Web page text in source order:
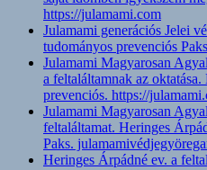
https://julamami.com
Julamami generációs Jelei
tudományos prevenciós
Julamami Magyarosan
a feltaláltamnak az
prevenciós. https://
Julamami Magyarosan
feltaláltamat. Heringes
Paks.
Heringes Árpádné ev. a